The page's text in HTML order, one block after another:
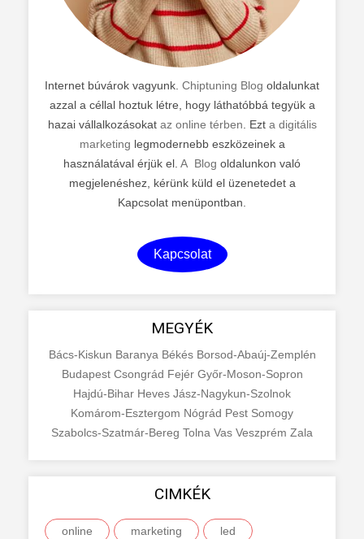
Internet búvárok vagyunk. Chiptuning Blog oldalunkat
azzal a céllal hoztuk létre, hogy láthatóbbá tegyük a
hazai vállalkozásokat az online térben . Ezt a digitális
marketing legmodernebb eszközeinek a
használatával érjük el. A Blog oldalunkon való
megjelenéshez, kérünk küld el üzenetedet a
Kapcsolat menüpontban.
Kapcsolat
MEGYÉK
Bács-Kiskun Baranya Békés Borsod-Abaúj-Zemplén
Budapest Csongrád Fejér Győr-Moson-Sopron
Hajdú-Bihar Heves Jász-Nagykun-Szolnok
Komárom-Esztergom Nógrád Pest Somogy
Szabolcs-Szatmár-Bereg Tolna Vas Veszprém Zala
CIMKÉK
online marketing led